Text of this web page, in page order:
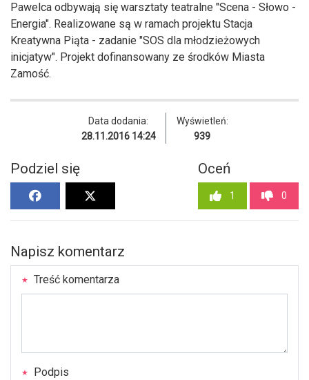
Pawelca odbywają się warsztaty teatralne "Scena - Słowo -
Energia". Realizowane są w ramach projektu Stacja
Kreatywna Piąta - zadanie "SOS dla młodzieżowych
inicjatyw". Projekt dofinansowany ze środków Miasta
Zamość.
Data dodania:
28.11.2016 14:24
Wyświetleń:
939
Podziel się Oceń
1 0
Napisz komentarz
Treść komentarza
Podpis